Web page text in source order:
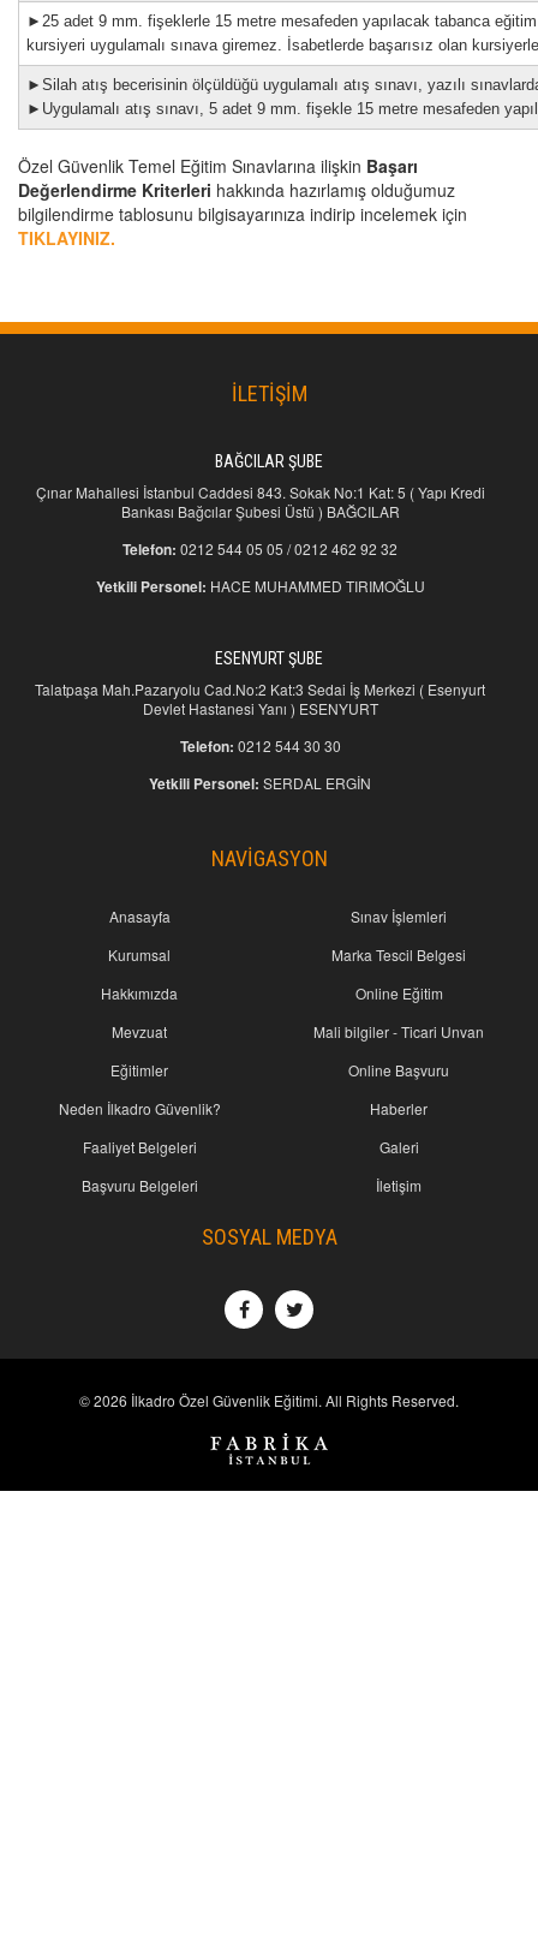
►25 adet 9 mm. fişeklerle 15 metre mesafeden yapılacak tabanca eğitim
kursiyeri uygulamalı sınava giremez. İsabetlerde başarısız olan
►Silah atış becerisinin ölçüldüğü uygulamalı atış sınavı, yazılı
►Uygulamalı atış sınavı, 5 adet 9 mm. fişekle 15 metre mesafeden
Özel Güvenlik Temel Eğitim Sınavlarına ilişkin Başarı
Değerlendirme Kriterleri hakkında hazırlamış olduğumuz
bilgilendirme tablosunu bilgisayarınıza indirip incelemek için
TIKLAYINIZ.
İLETİŞİM
BAĞCILAR ŞUBE
Çınar Mahallesi İstanbul Caddesi 843. Sokak No:1 Kat: 5 ( Yapı Kredi
Bankası Bağcılar Şubesi Üstü ) BAĞCILAR
Telefon: 0212 544 05 05 / 0212 462 92 32
Yetkili Personel: HACE MUHAMMED TIRIMOĞLU
ESENYURT ŞUBE
Talatpaşa Mah.Pazaryolu Cad.No:2 Kat:3 Sedai İş Merkezi ( Esenyurt
Devlet Hastanesi Yanı ) ESENYURT
Telefon: 0212 544 30 30
Yetkili Personel: SERDAL ERGİN
NAVİGASYON
Anasayfa
Kurumsal
Hakkımızda
Mevzuat
Eğitimler
Neden İlkadro Güvenlik?
Faaliyet Belgeleri
Başvuru Belgeleri
Sınav İşlemleri
Marka Tescil Belgesi
Online Eğitim
Mali bilgiler - Ticari Unvan
Online Başvuru
Haberler
Galeri
İletişim
SOSYAL MEDYA
© 2026 İlkadro Özel Güvenlik Eğitimi. All Rights Reserved.